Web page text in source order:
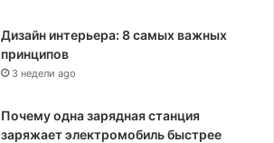
Дизайн интерьера: 8 самых важных
принципов
3 недели ago
Почему одна зарядная станция
заряжает электромобиль быстрее